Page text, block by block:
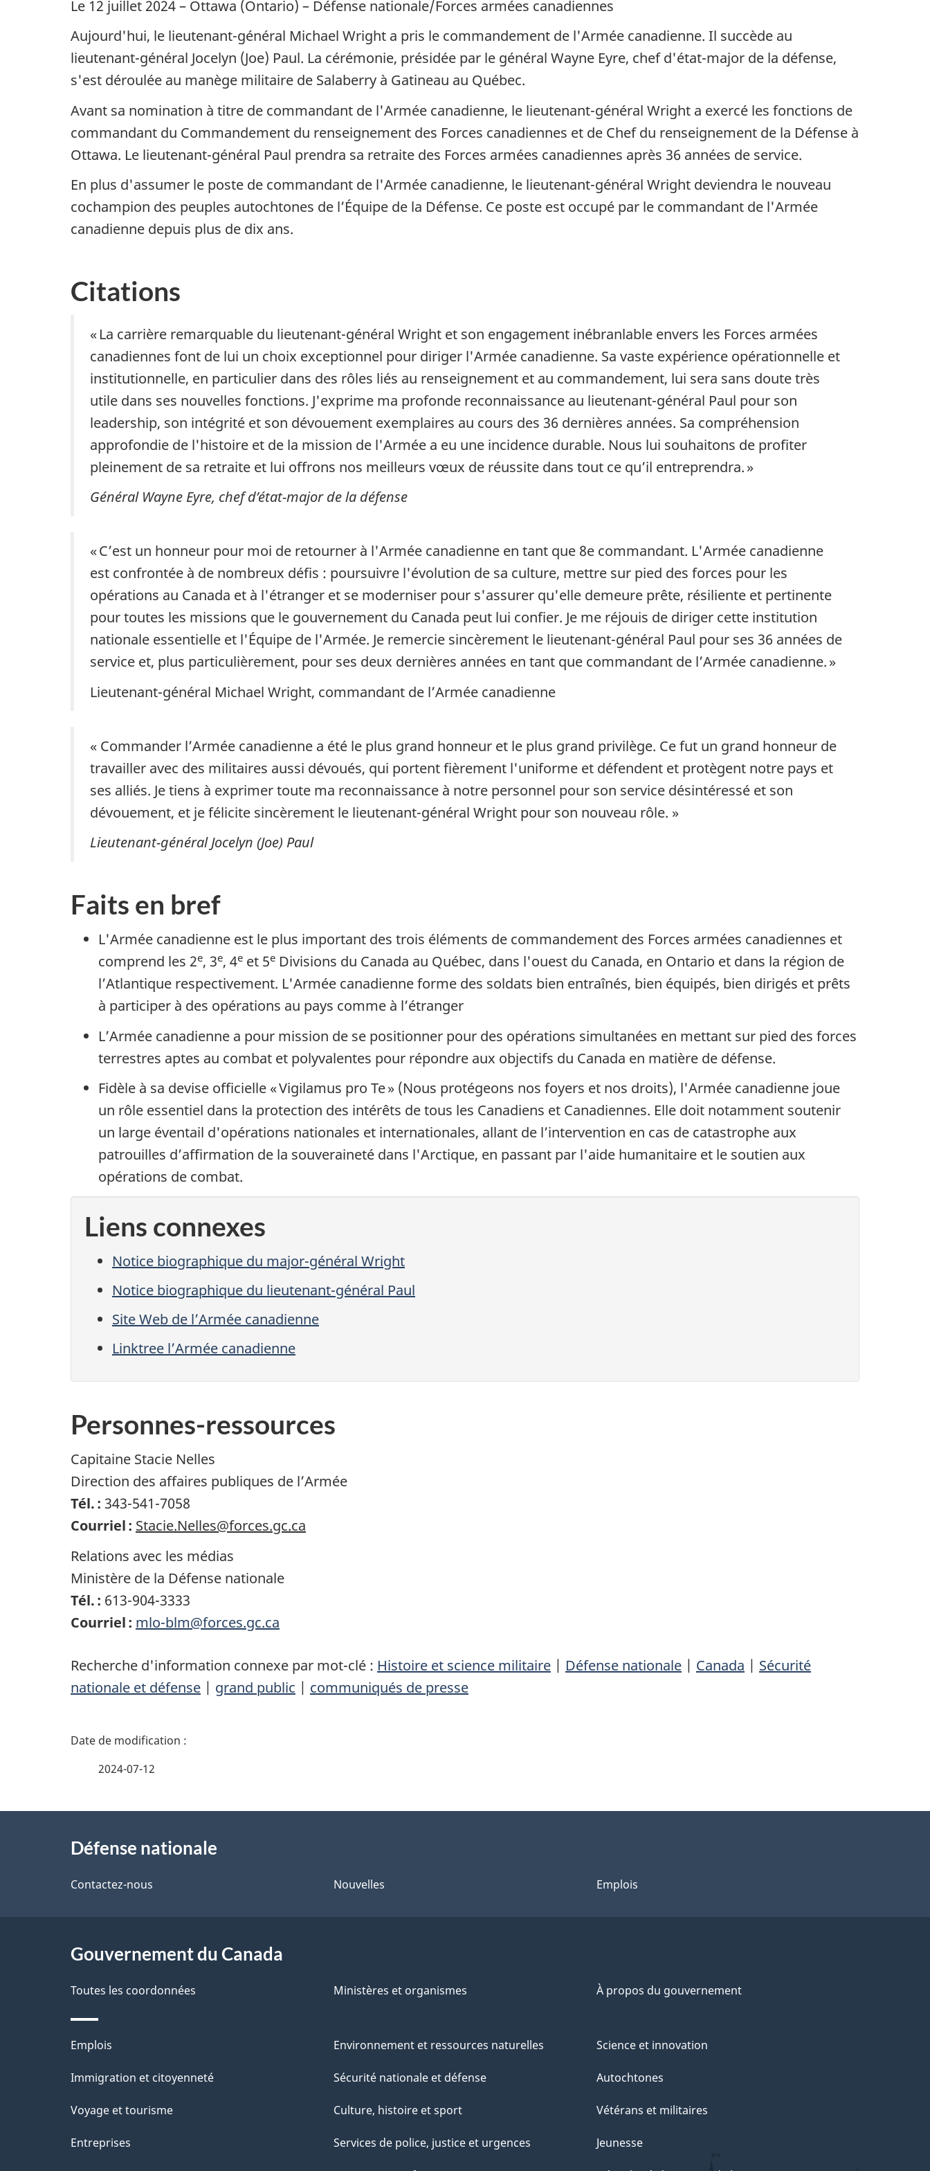
Le 12 juillet 2024 – Ottawa (Ontario) – Défense nationale/Forces armées canadiennes
Aujourd'hui, le lieutenant-général Michael Wright a pris le commandement de l'Armée canadienne. Il succède au
lieutenant-général Jocelyn (Joe) Paul. La cérémonie, présidée par le général Wayne Eyre, chef d'état-major de la défense,
s'est déroulée au manège militaire de Salaberry à Gatineau au Québec.
Avant sa nomination à titre de commandant de l'Armée canadienne, le lieutenant-général Wright a exercé les fonctions de
commandant du Commandement du renseignement des Forces canadiennes et de Chef du renseignement de la Défense à
Ottawa. Le lieutenant-général Paul prendra sa retraite des Forces armées canadiennes après 36 années de service.
En plus d'assumer le poste de commandant de l'Armée canadienne, le lieutenant-général Wright deviendra le nouveau
cochampion des peuples autochtones de l’Équipe de la Défense. Ce poste est occupé par le commandant de l'Armée
canadienne depuis plus de dix ans.
Citations
« La carrière remarquable du lieutenant-général Wright et son engagement inébranlable envers les Forces armées
canadiennes font de lui un choix exceptionnel pour diriger l'Armée canadienne. Sa vaste expérience opérationnelle et
institutionnelle, en particulier dans des rôles liés au renseignement et au commandement, lui sera sans doute très
utile dans ses nouvelles fonctions. J'exprime ma profonde reconnaissance au lieutenant-général Paul pour son
leadership, son intégrité et son dévouement exemplaires au cours des 36 dernières années. Sa compréhension
approfondie de l'histoire et de la mission de l'Armée a eu une incidence durable. Nous lui souhaitons de profiter
pleinement de sa retraite et lui offrons nos meilleurs vœux de réussite dans tout ce qu’il entreprendra. »
Général Wayne Eyre, chef d’état-major de la défense
« C’est un honneur pour moi de retourner à l'Armée canadienne en tant que 8e commandant. L'Armée canadienne
est confrontée à de nombreux défis : poursuivre l'évolution de sa culture, mettre sur pied des forces pour les
opérations au Canada et à l'étranger et se moderniser pour s'assurer qu'elle demeure prête, résiliente et pertinente
pour toutes les missions que le gouvernement du Canada peut lui confier. Je me réjouis de diriger cette institution
nationale essentielle et l'Équipe de l'Armée. Je remercie sincèrement le lieutenant-général Paul pour ses 36 années de
service et, plus particulièrement, pour ses deux dernières années en tant que commandant de l’Armée canadienne. »
Lieutenant-général Michael Wright, commandant de l’Armée canadienne
« Commander l’Armée canadienne a été le plus grand honneur et le plus grand privilège. Ce fut un grand honneur de
travailler avec des militaires aussi dévoués, qui portent fièrement l'uniforme et défendent et protègent notre pays et
ses alliés. Je tiens à exprimer toute ma reconnaissance à notre personnel pour son service désintéressé et son
dévouement, et je félicite sincèrement le lieutenant-général Wright pour son nouveau rôle. »
Lieutenant-général Jocelyn (Joe) Paul
Faits en bref
L'Armée canadienne est le plus important des trois éléments de commandement des Forces armées canadiennes et
comprend les 2e, 3e, 4e et 5e Divisions du Canada au Québec, dans l'ouest du Canada, en Ontario et dans la région de
l’Atlantique respectivement. L'Armée canadienne forme des soldats bien entraînés, bien équipés, bien dirigés et prêts
à participer à des opérations au pays comme à l’étranger
L’Armée canadienne a pour mission de se positionner pour des opérations simultanées en mettant sur pied des forces
terrestres aptes au combat et polyvalentes pour répondre aux objectifs du Canada en matière de défense.
Fidèle à sa devise officielle « Vigilamus pro Te » (Nous protégeons nos foyers et nos droits), l'Armée canadienne joue
un rôle essentiel dans la protection des intérêts de tous les Canadiens et Canadiennes. Elle doit notamment soutenir
un large éventail d'opérations nationales et internationales, allant de l’intervention en cas de catastrophe aux
patrouilles d’affirmation de la souveraineté dans l'Arctique, en passant par l'aide humanitaire et le soutien aux
opérations de combat.
Liens connexes
Notice biographique du major-général Wright
Notice biographique du lieutenant-général Paul
Site Web de l’Armée canadienne
Linktree l’Armée canadienne
Personnes-ressources
Capitaine Stacie Nelles
Direction des affaires publiques de l’Armée
Tél. : 343-541-7058
Courriel : Stacie.Nelles@forces.gc.ca
Relations avec les médias
Ministère de la Défense nationale
Tél. : 613-904-3333
Courriel : mlo-blm@forces.gc.ca
Recherche d'information connexe par mot-clé : Histoire et science militaire | Défense nationale | Canada | Sécurité
nationale et défense | grand public | communiqués de presse
D
a
l
d
e
l
2024-07-12
proposDéfense nationale
Contactez-nous Nouvelles Emplois
Gouvernement du Canada
Toutes les coordonnées Ministères et organismes À propos du gouvernement
Thèmes
et
Emplois
Immigration et citoyenneté
Voyage et tourisme
Entreprises
Environnement et ressources naturelles
Sécurité nationale et défense
Culture, histoire et sport
Services de police, justice et urgences
Science et innovation
Autochtones
Vétérans et militaires
Jeunesse